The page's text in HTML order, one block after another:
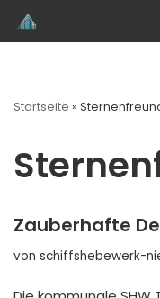
Zum
Startseite »
Zauberhafte
von schiffshebewerk-